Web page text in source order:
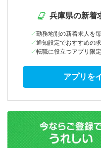
兵庫県の新着
勤務地別の新着求人を
通知設定でおすすめの
転職に役立つアプリ限
アプリを